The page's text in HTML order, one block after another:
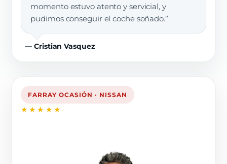
momento estuvo atento y servicial, y
pudimos conseguir el coche soñado.”
— Cristian Vasquez
FARRAY OCASIÓN · NISSAN
★★★★★